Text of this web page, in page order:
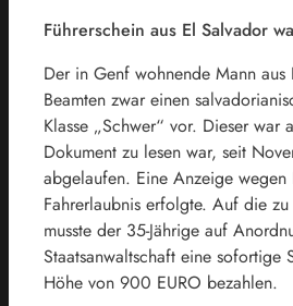
Führerschein aus El Salvador
Der in Genf wohnende Mann
Beamten zwar einen
Klasse „Schwer“ vor. Dieser
Dokument zu lesen war, seit
abgelaufen. Eine Anzeige wegen
Fahrerlaubnis erfolgte. Auf die
musste der 35-Jährige auf
Staatsanwaltschaft eine sofortige
Höhe von 900 EURO bezahlen.